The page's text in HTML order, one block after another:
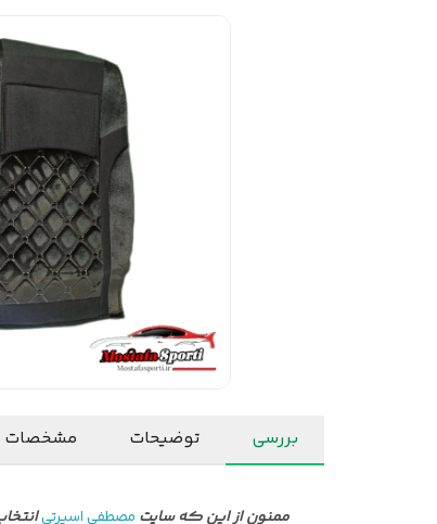
بررسی توضیحات مشخصات
ممنون از این که سایت مصطفی اسپرتی